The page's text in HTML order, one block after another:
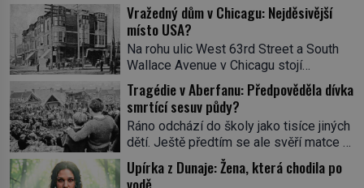
Vražedný dům v Chicagu: Nejděsivější
místo USA?
Na rohu ulic West 63rd Street a South
Wallace Avenue v Chicagu stojí
nenápadná pošta. Nemá žádný speciální
nápis ani pamětní desku. A přesto prý
místní zaměstnanci neradi chodí do
sklepa. Právě tady totiž sídlil sériový
vrah H. H. Holmes a také
nejpropracovanější past na lidi
v dějinách americké kriminalistiky.
Tragédie v Aberfanu: Předpověděla dívka
smrtící sesuv půdy?
Ráno odchází do školy jako tisíce jiných
dětí. Ještě předtím se ale svěří matce s
podivným snem. Ve škole, kterou dobře
zná, tentokrát nevidí budovu ani
Upírka z Dunaje: Žena, která chodila po